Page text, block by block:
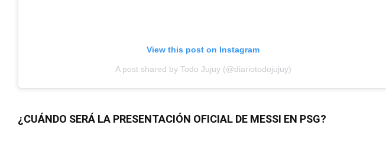
View this post on Instagram
A post shared by Todo Jujuy (@diariotodojujuy)
¿CUÁNDO SERÁ LA PRESENTACIÓN OFICIAL DE MESSI EN PSG?